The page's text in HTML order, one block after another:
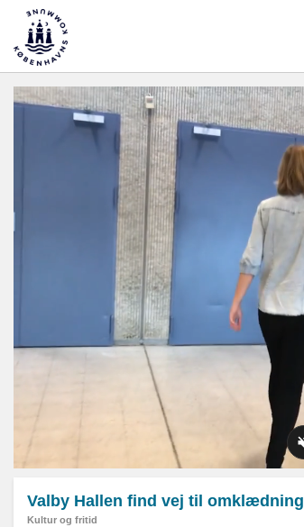
Valby Hallen find vej til omklædning
Kultur og fritid